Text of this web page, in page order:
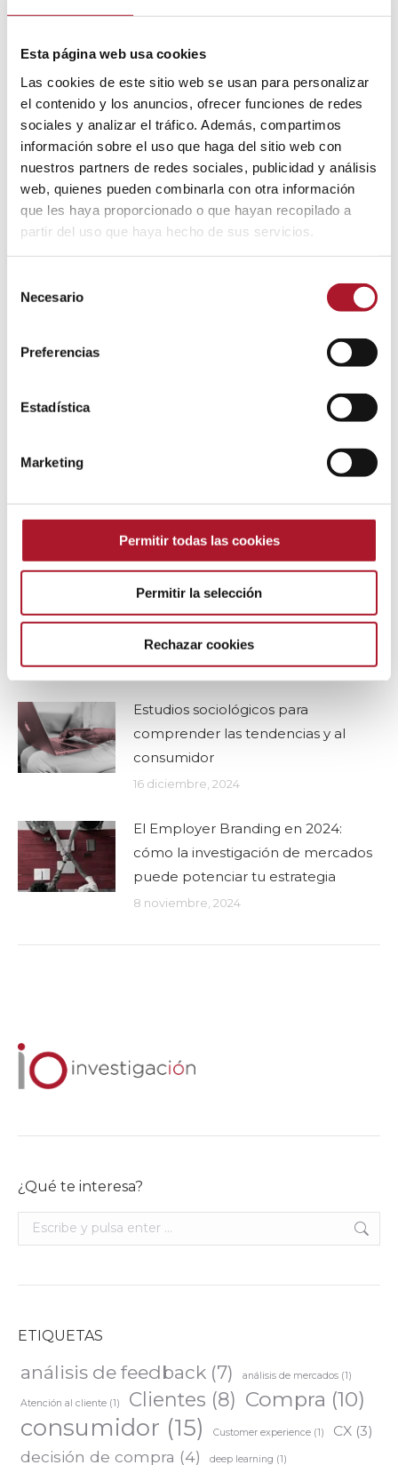
Esta página web usa cookies
Las cookies de este sitio web se usan para personalizar
el contenido y los anuncios, ofrecer funciones de redes
sociales y analizar el tráfico. Además, compartimos
información sobre el uso que haga del sitio web con
nuestros partners de redes sociales, publicidad y análisis
web, quienes pueden combinarla con otra información
que les haya proporcionado o que hayan recopilado a
partir del uso que haya hecho de sus servicios.
Necesario
Preferencias
Estadística
Marketing
Permitir todas las cookies
Permitir la selección
Rechazar cookies
entre
publicaciones
Publicación
Véndele al cocodrilo
SIGUIENTE
Publicación
siguiente:
La investigación de mercados al servicio
de la Justicia
Noticias relacionadas
España ya eligen las gasolineras de
bajo precio como primera opción
Predictiva: el poder de anticiparse al
Turismo y restauración: claves para
Estudios sociológicos para
comprender las tendencias y al
consumidor
16 diciembre, 2024
El Employer Branding en 2024:
cómo la investigación de mercados
puede potenciar tu estrategia
8 noviembre, 2024
¿Qué te interesa?
Buscar:
ETIQUETAS
análisis de feedback (7) análisis de mercados (1)
Atención al cliente (1) Clientes (8) Compra (10)
consumidor (15) Customer experience (1) CX (3)
decisión de compra (4) deep learning (1)